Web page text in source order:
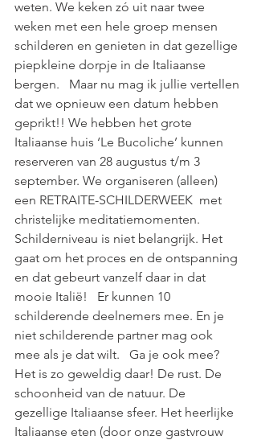
weten. We keken zó uit naar twee
weken met een hele groep mensen
schilderen en genieten in dat gezellige
piepkleine dorpje in de Italiaanse
bergen.   Maar nu mag ik jullie vertellen
dat we opnieuw een datum hebben
geprikt!! We hebben het grote
Italiaanse huis ‘Le Bucoliche’ kunnen
reserveren van 28 augustus t/m 3
september. We organiseren (alleen)
een RETRAITE-SCHILDERWEEK  met
christelijke meditatiemomenten.
Schilderniveau is niet belangrijk. Het
gaat om het proces en de ontspanning
en dat gebeurt vanzelf daar in dat
mooie Italië!   Er kunnen 10
schilderende deelnemers mee. En je
niet schilderende partner mag ook
mee als je dat wilt.   Ga je ook mee?
Het is zo geweldig daar! De rust. De
schoonheid van de natuur. De
gezellige Italiaanse sfeer. Het heerlijke
Italiaanse eten (door onze gastvrouw